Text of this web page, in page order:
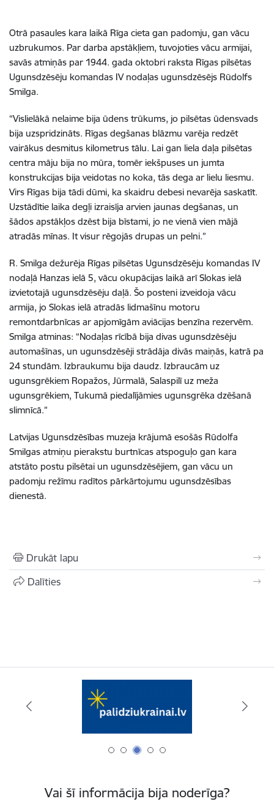
Otrā pasaules kara laikā Rīga cieta gan padomju, gan vācu
uzbrukumos. Par darba apstākļiem, tuvojoties vācu armijai,
savās atmiņās par 1944. gada oktobri raksta Rīgas pilsētas
Ugunsdzēsēju komandas IV nodaļas ugunsdzēsējs Rūdolfs
Smilga.
“Vislielākā nelaime bija ūdens trūkums, jo pilsētas ūdensvads
bija uzspridzināts. Rīgas degšanas blāzmu varēja redzēt
vairākus desmitus kilometrus tālu. Lai gan liela daļa pilsētas
centra māju bija no mūra, tomēr iekšpuses un jumta
konstrukcijas bija veidotas no koka, tās dega ar lielu liesmu.
Virs Rīgas bija tādi dūmi, ka skaidru debesi nevarēja saskatīt.
Uzstādītie laika degļi izraisīja arvien jaunas degšanas, un
šādos apstākļos dzēst bija bīstami, jo ne vienā vien mājā
atradās mīnas. It visur rēgojās drupas un pelni.”
R. Smilga dežurēja Rīgas pilsētas Ugunsdzēsēju komandas IV
nodaļā Hanzas ielā 5, vācu okupācijas laikā arī Slokas ielā
izvietotajā ugunsdzēsēju daļā. Šo posteni izveidoja vācu
armija, jo Slokas ielā atradās lidmašīnu motoru
remontdarbnīcas ar apjomīgām aviācijas benzīna rezervēm.
Smilga atminas: “Nodaļas rīcībā bija divas ugunsdzēsēju
automašīnas, un ugunsdzēsēji strādāja divās maiņās, katrā pa
24 stundām. Izbraukumu bija daudz. Izbraucām uz
ugunsgrēkiem Ropažos, Jūrmalā, Salaspilī uz meža
ugunsgrēkiem, Tukumā piedalījāmies ugunsgrēka dzēšanā
slimnīcā.”
Latvijas Ugunsdzēsības muzeja krājumā esošās Rūdolfa
Smilgas atmiņu pierakstu burtnīcas atspoguļo gan kara
atstāto postu pilsētai un ugunsdzēsējiem, gan vācu un
padomju režīmu radītos pārkārtojumu ugunsdzēsības
dienestā.
Drukāt lapu
Dalīties
Vai šī informācija bija noderīga?